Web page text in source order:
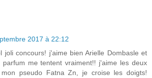
2017 à 22:12
joli concours! j'aime bien Arielle Dombasle et
parfum me tentent vraiment!! j'aime les deux
pseudo Fatna Zn, je croise les doigts!